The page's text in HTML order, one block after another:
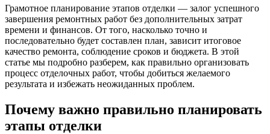
Грамотное планирование этапов отделки — залог успешного
завершения ремонтных работ без дополнительных затрат
времени и финансов. От того, насколько точно и
последовательно будет составлен план, зависит итоговое
качество ремонта, соблюдение сроков и бюджета. В этой
статье мы подробно разберем, как правильно организовать
процесс отделочных работ, чтобы добиться желаемого
результата и избежать неожиданных проблем.
Почему важно правильно планировать
этапы отделки